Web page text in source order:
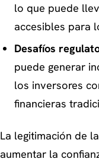
lo que puede
accesibles para
Desafíos
puede generar
los inversores
financieras
La legitimación de
aumentar la